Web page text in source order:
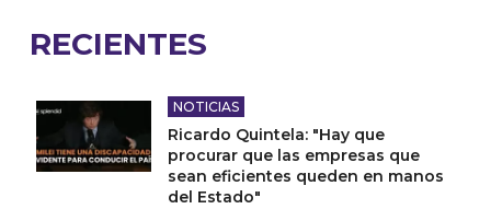
RECIENTES
NOTICIAS
Ricardo Quintela: "Hay que
procurar que las empresas que
sean eficientes queden en manos
del Estado"